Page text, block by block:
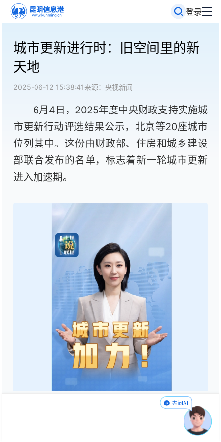
登录
城市更新进行时：旧空间里的新
天地
2025-06-12 15:38:41来源：央视新闻
6月4日，2025年度中央财政支持实施城
市更新行动评选结果公示，北京等20座城市
位列其中。这份由财政部、住房和城乡建设
部联合发布的名单，标志着新一轮城市更新
进入加速期。
不久前，中共中央办公厅、国务院办公